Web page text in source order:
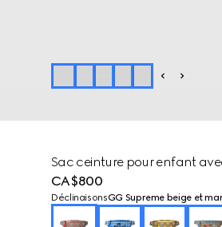
Sac ceinture pour enfant
CA$800
DéclinaisonsGG Supreme beige et